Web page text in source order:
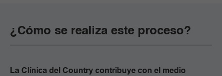
¿Cómo se realiza este proceso?
La Clínica del Country contribuye con el medio